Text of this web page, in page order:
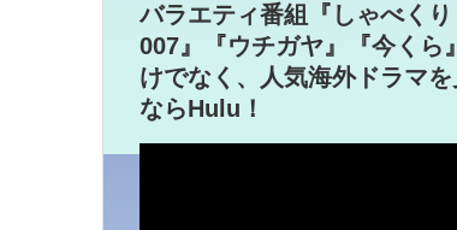
バラエティ番組『しゃべくり
007』『ウチガヤ』『今くら
けでなく、人気海外ドラマを
ならHulu！